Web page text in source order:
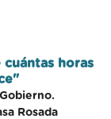
horas
Rosada